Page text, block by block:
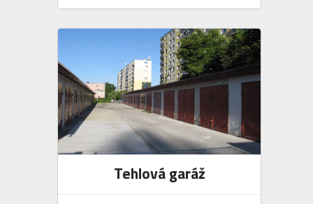
Tehlová garáž